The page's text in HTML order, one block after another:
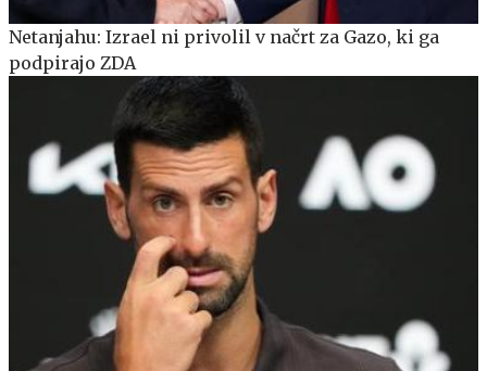
Netanjahu: Izrael ni privolil v načrt za Gazo, ki ga
podpirajo ZDA